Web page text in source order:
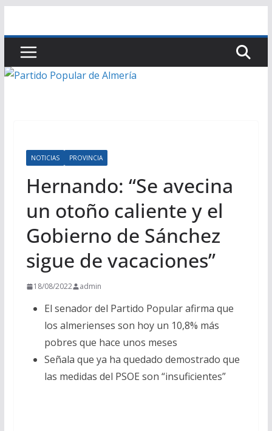
contenido
NOTICIAS PROVINCIA
Hernando: “Se avecina
un otoño caliente y el
Gobierno de Sánchez
sigue de vacaciones”
18/08/2022 admin
El senador del Partido Popular afirma que
los almerienses son hoy un 10,8% más
pobres que hace unos meses
Señala que ya ha quedado demostrado que
las medidas del PSOE son “insuficientes”